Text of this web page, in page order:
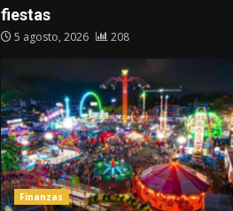
fiestas
5 agosto, 2026 208
Finanzas